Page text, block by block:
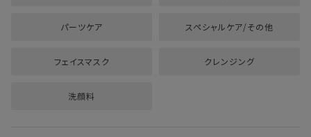
パーツケア スペシャルケア/その他
フェイスマスク クレンジング
洗顔料